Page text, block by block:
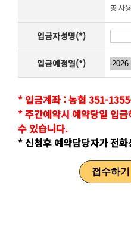
총 사
입금자성명(*)
입금예정일(*)
* 입금계좌 : 농협 351-
* 주간예약시 예약당일 입
수 있습니다.
* 신청후 예약담당자가 전